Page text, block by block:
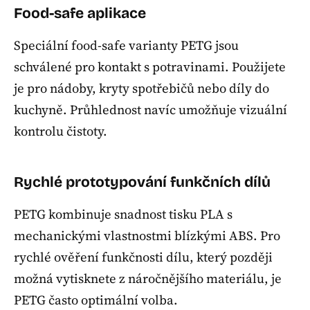
Food-safe aplikace
Speciální food-safe varianty PETG jsou
schválené pro kontakt s potravinami. Použijete
je pro nádoby, kryty spotřebičů nebo díly do
kuchyně. Průhlednost navíc umožňuje vizuální
kontrolu čistoty.
Rychlé prototypování funkčních dílů
PETG kombinuje snadnost tisku PLA s
mechanickými vlastnostmi blízkými ABS. Pro
rychlé ověření funkčnosti dílu, který později
možná vytisknete z náročnějšího materiálu, je
PETG často optimální volba.